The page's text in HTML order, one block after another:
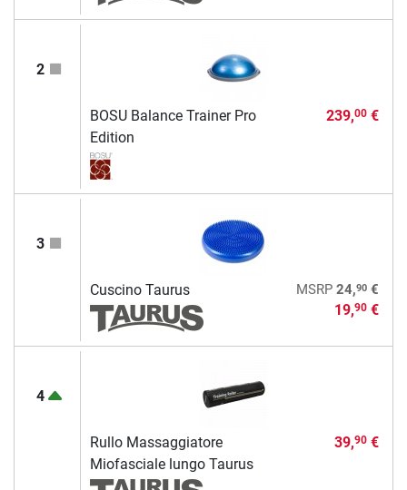
2
BOSU Balance Trainer Pro
Edition
239,00€
3
Cuscino Taurus MSRP 24,90€
19,90€
4
Rullo Massaggiatore
Miofasciale lungo Taurus
39,90€